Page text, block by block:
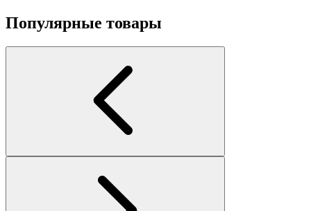
Популярные товары